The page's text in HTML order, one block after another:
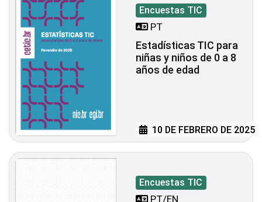
Encuestas TIC
PT
Estadísticas TIC para
niñas y niños de 0 a 8
años de edad
10 DE FEBRERO DE 2025
Encuestas TIC
PT/EN